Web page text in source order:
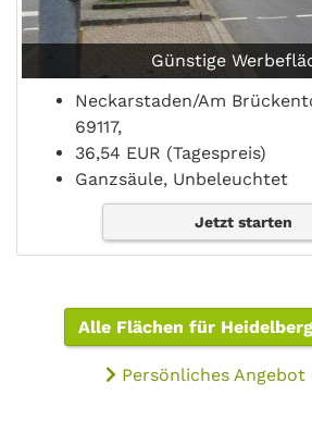
Günstige
Neckarstaden/Am
69117,
36,54 EUR (Tagespreis)
Ganzsäule, Unbeleuchtet
Jetzt starten
Alle Flächen für
Persönliches